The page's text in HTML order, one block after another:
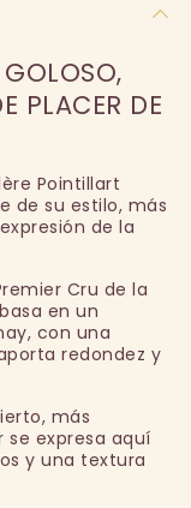
PLACER DE
Pointillart
de su estilo, más
de la
Cru de la
en un
con una
redondez y
más
se expresa aquí
y una textura